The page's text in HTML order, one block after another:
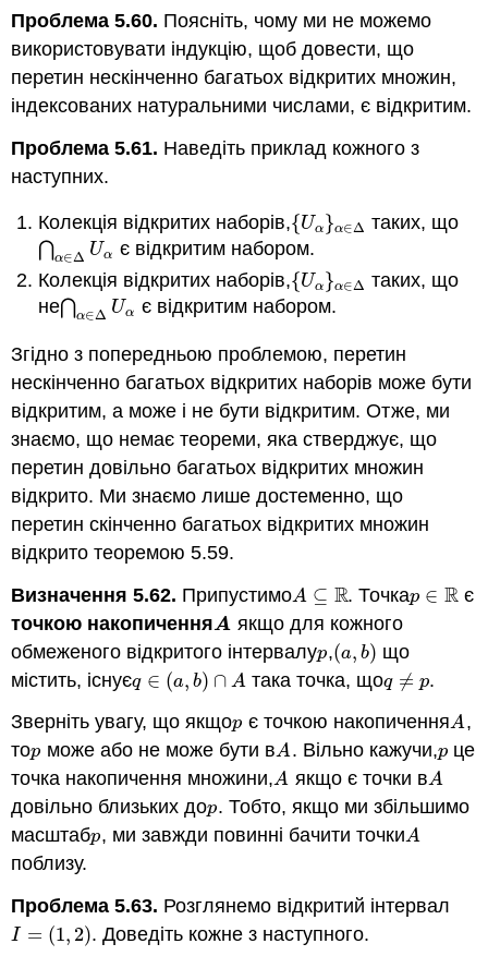
Проблема 5.60. Поясніть, чому ми не можемо
використовувати індукцію, щоб довести, що
перетин нескінченно багатьох відкритих множин,
індексованих натуральними числами, є відкритим.
Проблема 5.61. Наведіть приклад кожного з
наступних.
Колекція відкритих наборів,{Uα }α∈Δ
{ Uα}α∈Δ таких, що
⋂α∈Δ Uα
⋂α∈ ΔUαє відкритим набором.
Колекція відкритих наборів,{Uα }α∈Δ
{ Uα}α∈Δ таких, що
не⋂α∈Δ Uα
⋂α∈ ΔUαє відкритим набором.
Згідно з попередньою проблемою, перетин
нескінченно багатьох відкритих наборів може бути
відкритим, а може і не бути відкритим. Отже, ми
знаємо, що немає теореми, яка стверджує, що
перетин довільно багатьох відкритих множин
відкрито. Ми знаємо лише достеменно, що
перетин скінченно багатьох відкритих множин
відкрито теоремою 5.59.
Визначення 5.62. ПрипустимоA ⊆ R
A⊆R . Точкаp ∈ R
p ∈ R є
точкою накопиченняA
A якщо для кожного
обмеженого відкритого інтервалуp
p,(a, b)
(a, b) що
містить, існуєq ∈ (a, b) ∩ A
q ∈ (a,b)∩A така точка, щоq ≠ p
q ≠p
.
Зверніть увагу, що якщоp
p є точкою накопиченняA
A,
тоp
p може або не може бути вA
A. Вільно кажучи,p
p це
точка накопичення множини,A
A якщо є точки вA
A
довільно близьких доp
p. Тобто, якщо ми збільшимо
масштабp
p, ми завжди повинні бачити точкиA
A
поблизу.
Проблема 5.63. Розглянемо відкритий інтервал
I = (1, 2)
I=(1 ,2) . Доведіть кожне з наступного.